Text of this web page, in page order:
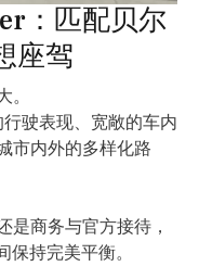
：匹配贝尔
座驾
驶表现、宽敞的车内
市内外的多样化路
是商务与官方接待，
持完美平衡。